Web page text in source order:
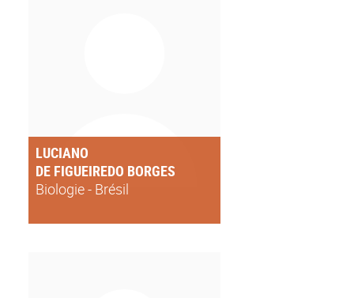
LUCIANO
DE FIGUEIREDO BORGES
Biologie - Brésil